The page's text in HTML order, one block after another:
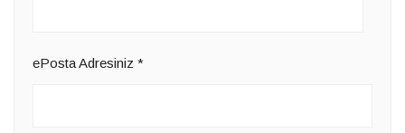
ePosta Adresiniz *